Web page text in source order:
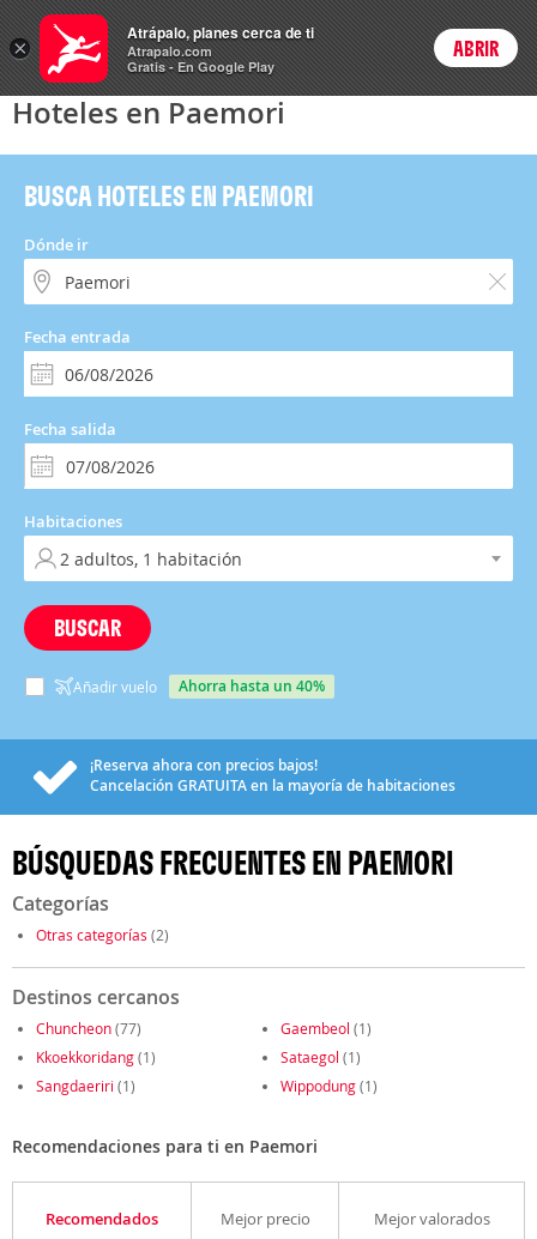
Hoteles Login
Hoteles en Paemori
BUSCA HOTELES EN PAEMORI
Dónde ir
Fecha entrada
Fecha salida
Habitaciones
BUSCAR
Añadir vuelo ahorra hasta un 40%
¡Reserva ahora con precios bajos!
Cancelación GRATUITAen la mayoría de habitaciones
BÚSQUEDAS FRECUENTES EN PAEMORI
Categorías
Otras categorías (2)
Destinos cercanos
Chuncheon(77) Gaembeol (1)
Kkoekkoridang(1) Sataegol (1)
Sangdaeriri (1) Wippodung(1)
Recomendaciones para ti en Paemori
Recomendados Mejor precio Mejor valorados
×
Atrápalo, planes cerca de ti
Atrapalo.com
Gratis - En Google Play
ABRIR